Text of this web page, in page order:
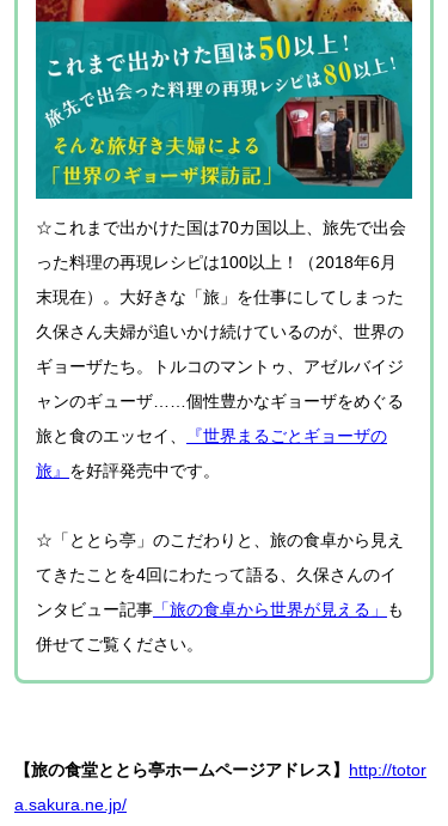
☆これまで出かけた国は70カ国以上、旅先で出会
った料理の再現レシピは100以上！（2018年6月
末現在）。大好きな「旅」を仕事にしてしまった
久保さん夫婦が追いかけ続けているのが、世界の
ギョーザたち。トルコのマントゥ、アゼルバイジ
ャンのギューザ……個性豊かなギョーザをめぐる
旅と食のエッセイ、
『世界まるごとギョーザの
旅』 を好評発売中です。
☆「ととら亭」のこだわりと、旅の食卓から見え
てきたことを4回にわたって語る、久保さんのイ
ンタビュー記事 「旅の食卓から世界が見える」
も
併せてご覧ください。
【旅の食堂ととら亭ホームページアドレス】 http://totor
a.sakura.ne.jp/